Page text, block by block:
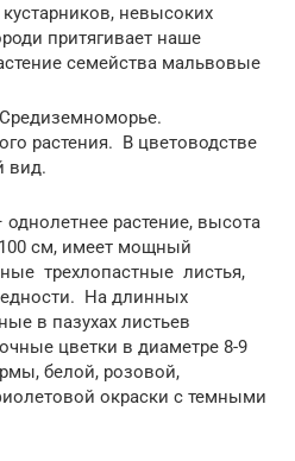
невысоких
притягивает наше
семейства мальвовые
растения. В цветоводстве
вид.
растение, высота
см, имеет мощный
трехлопастные листья,
На длинных
в пазухах листьев
цветки в диаметре 8-9
белой, розовой,
окраски с темными